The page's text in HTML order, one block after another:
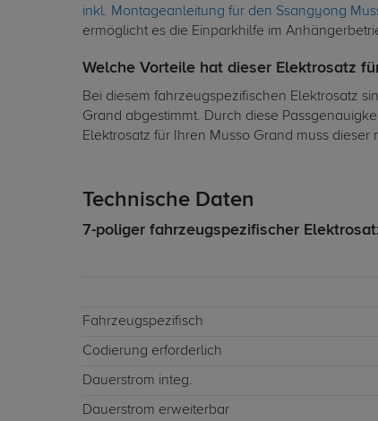
inkl. Montageanleitung für den Ssangyong
ermöglicht es die Einparkhilfe im
Welche Vorteile hat dieser Elektrosatz
Bei diesem fahrzeugspezifischen Elektrosatz
Grand abgestimmt. Durch diese
Elektrosatz für Ihren Musso Grand muss
Technische Daten
7-poliger fahrzeugspezifischer
Fahrzeugspezifisch
Codierung erforderlich
Dauerstrom integ.
Dauerstrom erweiterbar